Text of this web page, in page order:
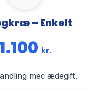
– Enkelt
1.100 kr.
med ædegift.